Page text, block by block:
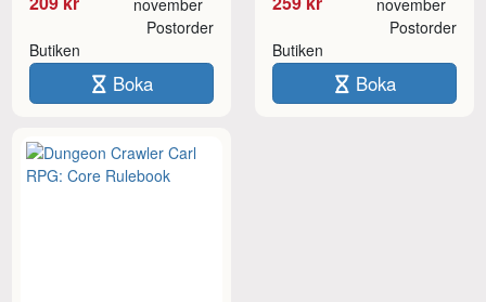
Butiken
Postorder
Boka
Butiken
Postorder
Boka